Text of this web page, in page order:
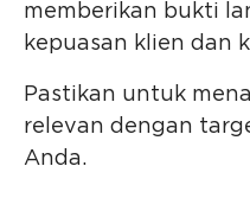
memberikan bukti
kepuasan klien dan
Pastikan untuk
relevan dengan
Anda.